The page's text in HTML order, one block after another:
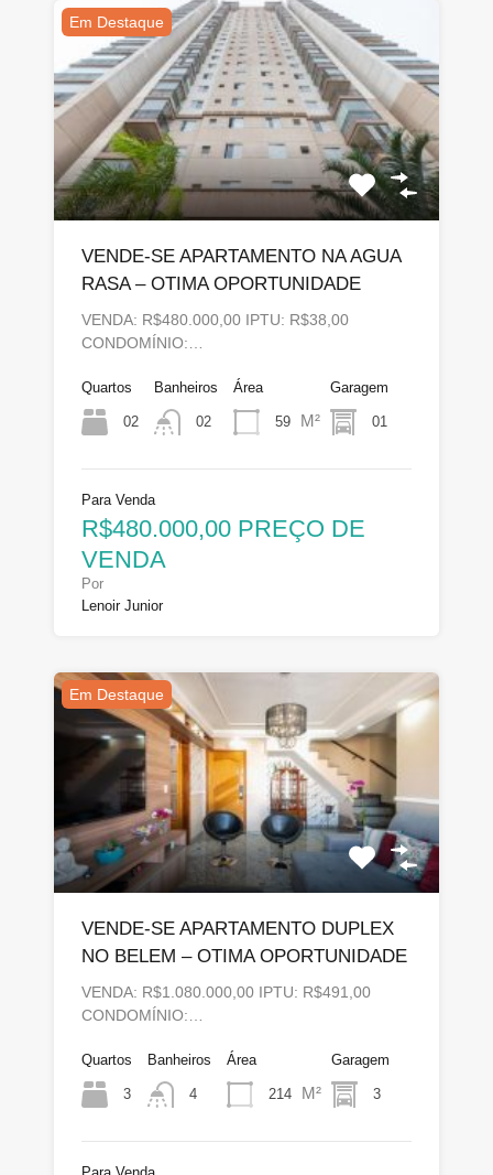
Em Destaque
VENDE-SE APARTAMENTO NA AGUA
RASA – OTIMA OPORTUNIDADE
VENDA: R$480.000,00 IPTU: R$38,00
CONDOMÍNIO:…
Quartos
02
Banheiros
02
Área
59 M²
Garagem
01
Para Venda
R$480.000,00 PREÇO DE
VENDA
Por
Lenoir Junior
Em Destaque
VENDE-SE APARTAMENTO DUPLEX
NO BELEM – OTIMA OPORTUNIDADE
VENDA: R$1.080.000,00 IPTU: R$491,00
CONDOMÍNIO:…
Quartos
3
Banheiros
4
Área
214 M²
Garagem
3